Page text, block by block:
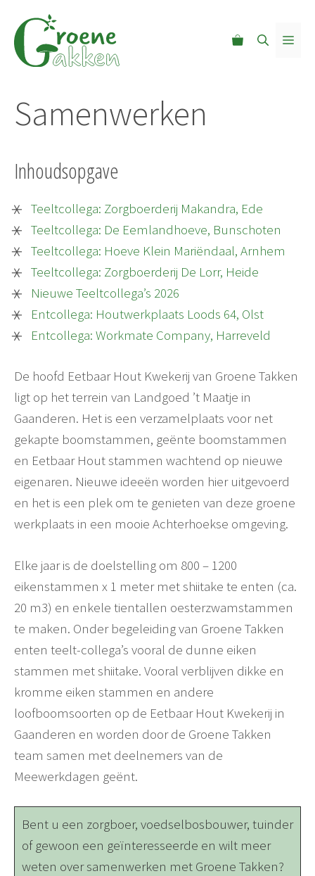
naar
Samenwerken
Inhoudsopgave
Teeltcollega: Zorgboerderij Makandra, Ede
Teeltcollega: De Eemlandhoeve, Bunschoten
Teeltcollega: Hoeve Klein Mariëndaal, Arnhem
Teeltcollega: Zorgboerderij De Lorr, Heide
Nieuwe Teeltcollega’s 2026
Entcollega: Houtwerkplaats Loods 64, Olst
Entcollega: Workmate Company, Harreveld
De hoofd Eetbaar Hout Kwekerij van Groene Takken
ligt op het terrein van Landgoed ’t Maatje in
Gaanderen. Het is een verzamelplaats voor net
gekapte boomstammen, geënte boomstammen
en Eetbaar Hout stammen wachtend op nieuwe
eigenaren. Nieuwe ideeën worden hier uitgevoerd
en het is een plek om te genieten van deze groene
werkplaats in een mooie Achterhoekse omgeving.
Elke jaar is de doelstelling om 800 – 1200
eikenstammen x 1 meter met shiitake te enten (ca.
20 m3) en enkele tientallen oesterzwamstammen
te maken. Onder begeleiding van Groene Takken
enten teelt-collega’s vooral de dunne eiken
stammen met shiitake. Vooral verblijven dikke en
kromme eiken stammen en andere
loofboomsoorten op de Eetbaar Hout Kwekerij in
Gaanderen en worden door de Groene Takken
team samen met deelnemers van de
Meewerkdagen geënt.
Bent u een zorgboer, voedselbosbouwer, tuinder
of gewoon een geïnteresseerde en wilt meer
weten over samenwerken met Groene Takken?